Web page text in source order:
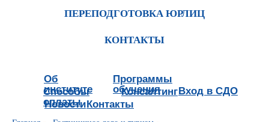
ПЕРЕПОДГОТОВКА ЮРЛИЦ
КОНТАКТЫ
Об
институте
Программы
обучения
Способы
оплаты
Консалтинг
Новости
Вход в СДО
Контакты